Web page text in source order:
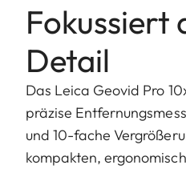
Fokussiert
Detail
Das Leica Geovid Pro
präzise
und 10-fache
kompakten,